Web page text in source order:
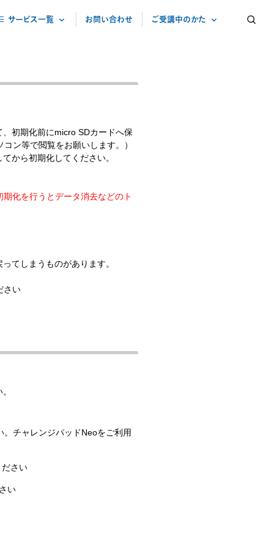
郵送教材の受け取り方法ご案内
保護者サポート 進研ゼミ
サービス一覧 お問い合わせ ご受講中のかた
初期化前にmicro SDカードへ保
ン等で閲覧をお願いします。）
から初期化してください。
化を行うとデータ消去などのト
てしまうものがあります。
さい
チャレンジパッドNeoをご利用
さい
い